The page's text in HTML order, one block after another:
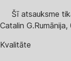
Šī atsauksme
Catalin G.Rumānija,
Kvalitāte